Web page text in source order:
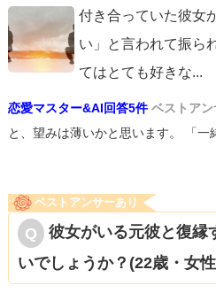
付き合っていた彼女
い」と言われて振ら
てはとても好きな...
恋愛マスター&AI回答5件 ベストア
と、望みは薄いかと思います。 「一
ベストアンサーあり
彼女がいる元彼と復縁
いでしょうか？(22歳・女性